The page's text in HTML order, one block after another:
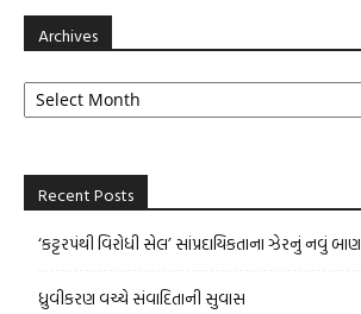
Archives
Archives
Recent Posts
‘કટ્ટરપંથી વિરોધી સેલ’ સાંપ્રદાયિકતાના ઝેરનું નવું બાણ
ધ્રુવીકરણ વચ્ચે સંવાદિતાની સુવાસ